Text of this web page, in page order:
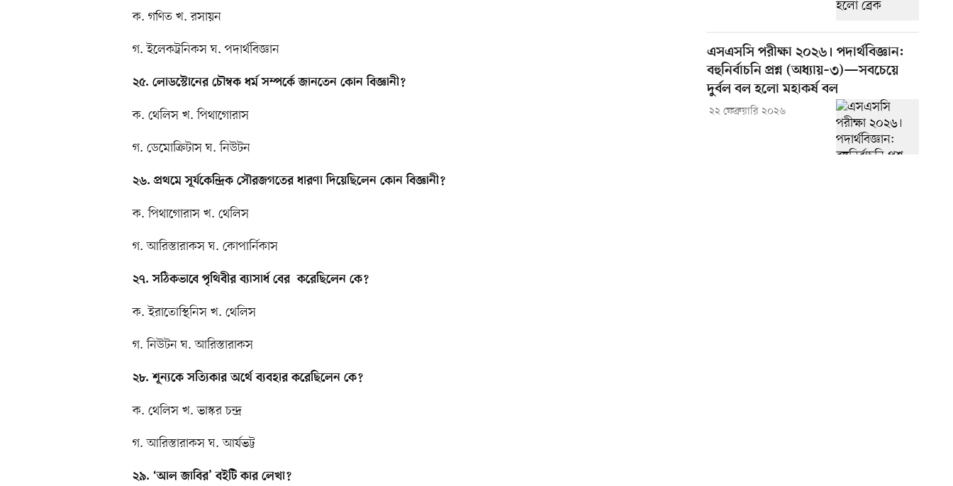
ক. গণিত খ. রসায়ন
গ. ইলেকট্রনিকস ঘ. পদার্থবিজ্ঞান
২৫. লোডস্টোনের চৌম্বক ধর্ম সম্পর্কে জানতেন কোন বিজ্ঞানী?
ক. থেলিস খ. পিথাগোরাস
গ. ডেমোক্রিটাস ঘ. নিউটন
২৬. প্রথমে সূর্যকেন্দ্রিক সৌরজগতের ধারণা দিয়েছিলেন কোন বিজ্ঞানী?
ক. পিথাগোরাস খ. থেলিস
গ. আরিস্তারাকস ঘ. কোপার্নিকাস
২৭. সঠিকভাবে পৃথিবীর ব্যাসার্ধ বের করেছিলেন কে?
ক. ইরাতোস্থিনিস খ. থেলিস
গ. নিউটন ঘ. আরিস্তারাকস
২৮. শূন্যকে সত্যিকার অর্থে ব্যবহার করেছিলেন কে?
ক. থেলিস খ. ভাস্কর চন্দ্র
গ. আরিস্তারাকস ঘ. আর্যভট্ট
২৯. ‘আল জাবির’ বইটি কার লেখা?
এসএসসি পরীক্ষা ২০২৬। পদার্থবিজ্ঞান:
বহুনির্বাচনি প্রশ্ন (অধ্যায়–৩)—সবচেয়ে
দুর্বল বল হলো মহাকর্ষ বল
২২ ফেব্রুয়ারি ২০২৬